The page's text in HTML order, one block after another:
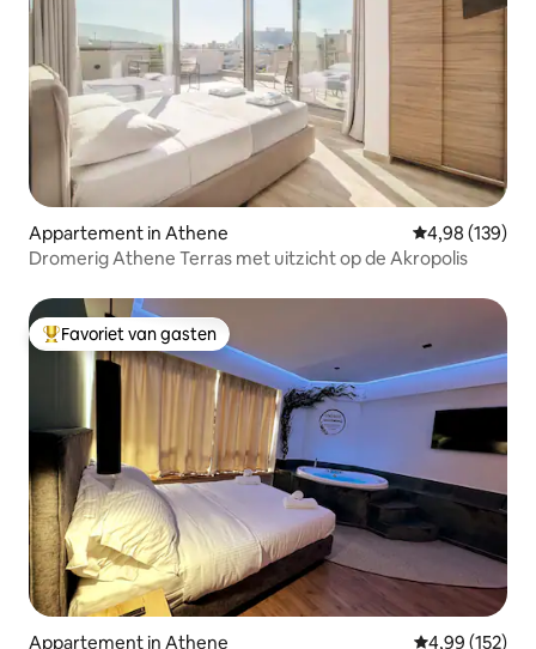
Appartement in Athene Gemiddelde
4,98 (139)
Dromerig Athene Terras met uitzicht op de Akropolis
Topfavoriet van gasten
Favoriet van gasten
Appartement in Athene Gemiddelde
4,99 (152)